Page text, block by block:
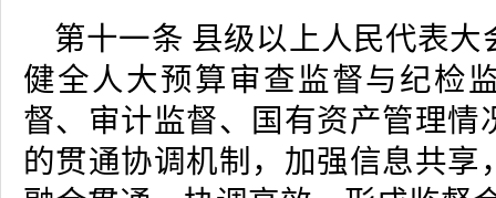
第十一条 县级以上人民代表大
健全人大预算审查监督与纪检
督、审计监督、国有资产管理情
的贯通协调机制，加强信息共享